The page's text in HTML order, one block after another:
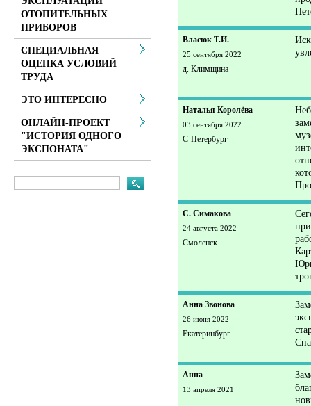
Власюк Т.И.
25 сентября 2022
д. Климщина
Наталья Королёва
03 сентября 2022
С-Петербург
С. Симакова
24 августа 2022
Смоленск
Анна Звонова
26 июня 2022
Екатеринбург
Анна
13 апреля 2021
ОТОПИТЕЛЬНЫХ
ПРИБОРОВ
СПЕЦИАЛЬНАЯ
ОЦЕНКА УСЛОВИЙ
ТРУДА
ЭТО ИНТЕРЕСНО
ОНЛАЙН-ПРОЕКТ
"ИСТОРИЯ ОДНОГО
ЭКСПОНАТА"